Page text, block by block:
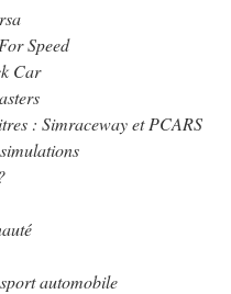
Speed
Car
: Simraceway et PCARS
automobile